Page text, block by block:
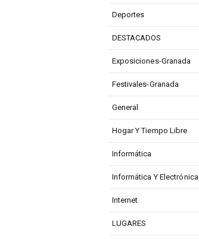
Deportes
DESTACADOS
Exposiciones-Granada
Festivales-Granada
General
Hogar Y Tiempo Libre
Informática
Informática Y Electrónica
Internet
LUGARES